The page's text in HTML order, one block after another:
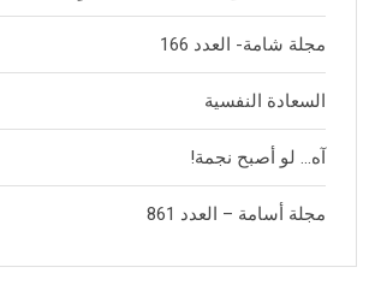
مجلة شامة- العدد 166
السعادة النفسية
آه… لو أصبح نجمة!
مجلة أسامة – العدد 861